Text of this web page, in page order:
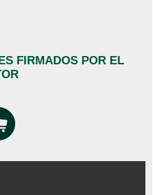
FIRMADOS POR EL